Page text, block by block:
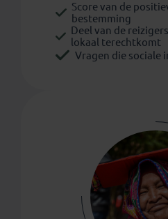
Score van de
bestemming
Deel van de
lokaal terechtkomt
Vragen die sociale